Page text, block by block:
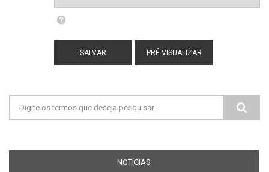
Mais informações sobre os formatos de
texto
Filtered HTML
images with one of the following classes:
image-left image-right standalone-image
<dl> <dt> <dd>
Quebras de linhas e parágrafos são gerados
Formulário de busca
NOTÍCIAS